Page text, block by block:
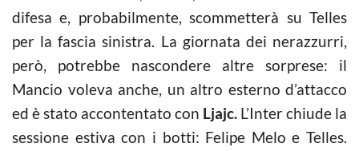
difesa e, probabilmente, scommetterà su Telles
per la fascia sinistra. La giornata dei nerazzurri,
però, potrebbe nascondere altre sorprese: il
Mancio voleva anche, un altro esterno d’attacco
ed è stato accontentato con Ljajc. L’Inter chiude la
sessione estiva con i botti: Felipe Melo e Telles.